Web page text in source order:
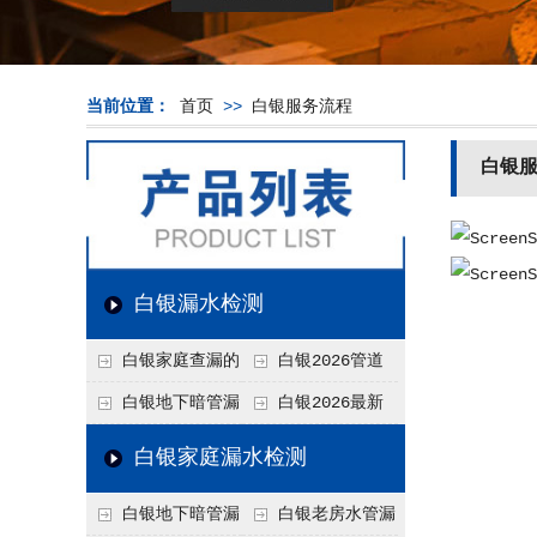
当前位置： 首页 >> 白银服务流程
白银漏水检测
白银家庭查漏的
实用小技巧
白银2026管道
漏水维修价格表，按
材质、漏点类型精准
白银地下暗管漏
水检测价格高？2026
巧
白银2026最新
上门漏水检测价格
类报价一览
白银家庭漏水检测
白银地下暗管漏 白银老房水管漏
白银